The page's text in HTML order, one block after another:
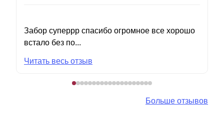
Забор суперрр спасибо огромное все хорошо
встало без по...
Читать весь отзыв
Больше отзывов